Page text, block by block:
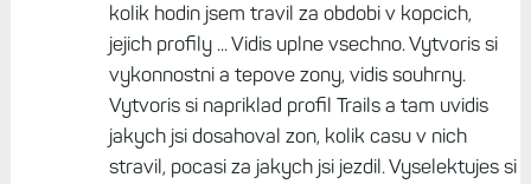
kolik hodin jsem travil za obdobi v kopcich,
jejich profily ... Vidis uplne vsechno. Vytvoris si
vykonnostni a tepove zony, vidis souhrny.
Vytvoris si napriklad profil Trails a tam uvidis
jakych jsi dosahoval zon, kolik casu v nich
stravil, pocasi za jakych jsi jezdil. Vyselektujes si